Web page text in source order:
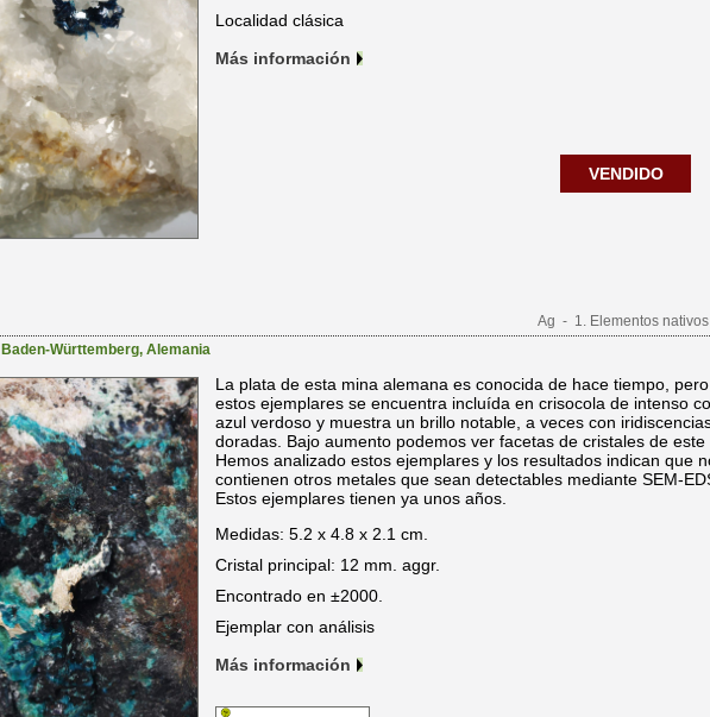
Localidad clásica
Más información
VENDIDO
Ag - 1. Elementos nativos
Baden-Württemberg, Alemania
La plata de esta mina alemana es conocida de hace tiempo,
estos ejemplares se encuentra incluída en crisocola de intenso
azul verdoso y muestra un brillo notable, a veces con
doradas. Bajo aumento podemos ver facetas de cristales de este
Hemos analizado estos ejemplares y los resultados indican que
contienen otros metales que sean detectables mediante SEM-
Estos ejemplares tienen ya unos años.
Medidas: 5.2 x 4.8 x 2.1 cm.
Cristal principal: 12 mm. aggr.
Encontrado en ±2000.
Ejemplar con análisis
Más información